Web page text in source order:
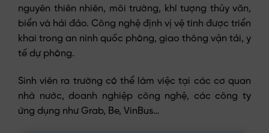
nguyên thiên nhiên, môi trường, khí tượng thủy văn,
biển và hải đảo. Công nghệ định vị vệ tinh được triển
khai trong an ninh quốc phòng, giao thông vận tải, y
tế dự phòng.
Sinh viên ra trường có thể làm việc tại các cơ quan
nhà nước, doanh nghiệp công nghệ, các công ty
ứng dụng như Grab, Be, VinBus…